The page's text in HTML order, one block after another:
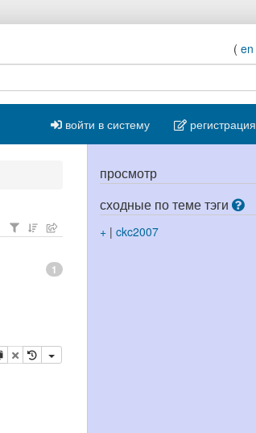
( en
войти в систему регистрация
1
копировать
удалить
просмотр
сходные по теме тэги
+| ckc2007